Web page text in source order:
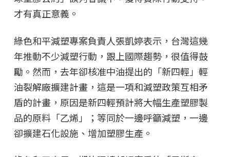
才有真正意義。
綠色和平減塑專案負責人張凱婷表示，台灣這幾
年推動不少減塑行動，跟上國際趨勢，很值得鼓
勵。然而，去年卻核准中油提出的「新四輕」輕
油裂解廠擴建計畫，這是一項和減塑政策互相矛
盾的計畫，原因是新四輕預計將大幅生產塑膠製
品的原料「乙烯」；等同於一邊呼籲減塑，一邊
卻擴建石化設施、增加塑膠生產。